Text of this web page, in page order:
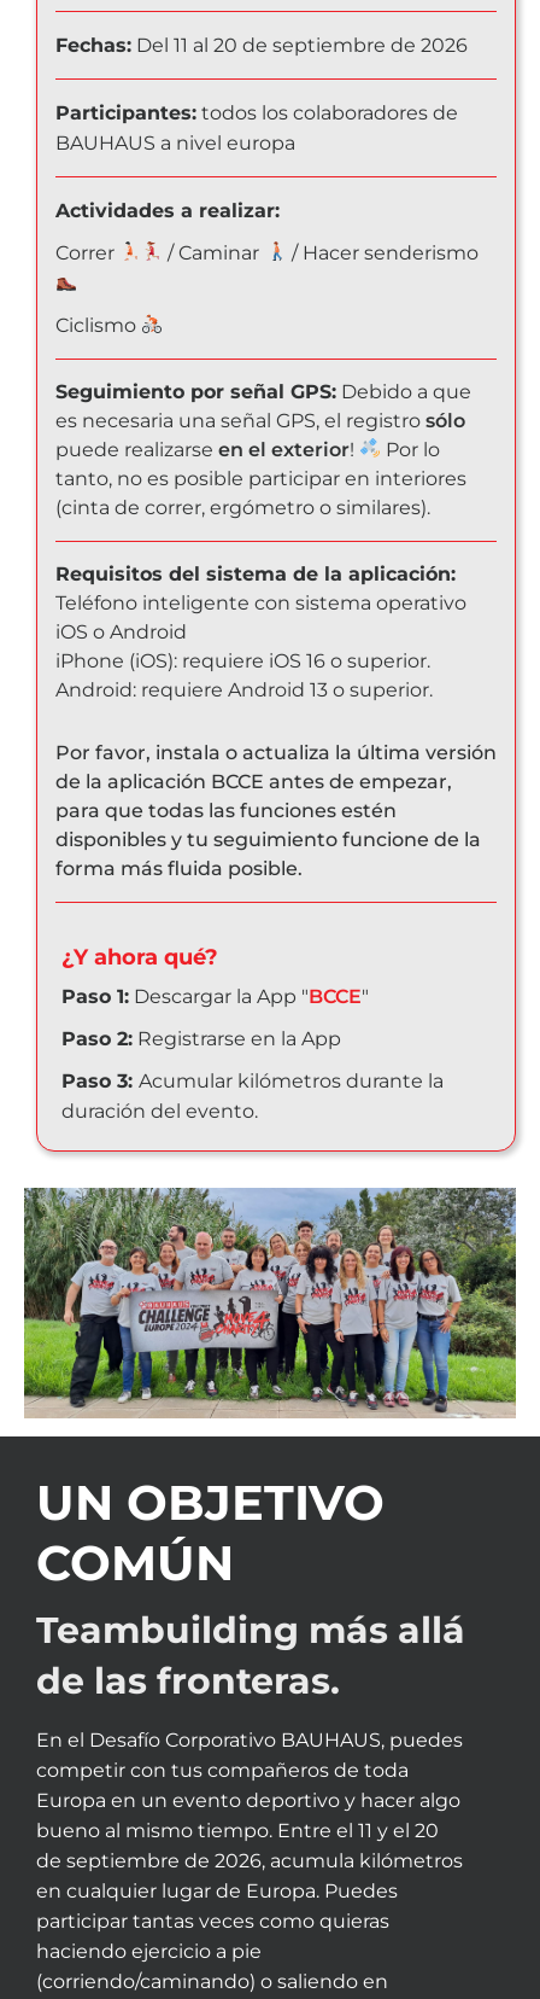
Fechas:Del 11 al 20 de septiembre de 2026
Participantes:todos los colaboradores de
BAUHAUS a nivel europa
Actividades a realizar:
Correr
/ Caminar / Hacer senderismo
Ciclismo
Seguimiento por señal GPS:Debido a que
es necesaria una señal GPS, el registro sólo
puede realizarse en el exterior!
Por lo
tanto, no es posible participar en interiores
(cinta de correr, ergómetro o similares).
Requisitos del sistema de la aplicación:
Teléfono inteligente con sistema operativo
iOS o Android
iPhone (iOS): requiere iOS 16 o superior.
Android: requiere Android 13 o superior.
Por favor, instala o actualiza la última versión
de la aplicación BCCE antes de empezar,
para que todas las funciones estén
disponibles y tu seguimiento funcione de la
forma más fluida posible.
¿Y ahora qué?
Paso 1:Descargar la App "BCCE"
Paso 2:Registrarse en la App
Paso 3: Acumular kilómetros durante la
duración del evento.
UN OBJETIVO
COMÚN
Teambuilding más allá
de las fronteras.
En el Desafío Corporativo BAUHAUS, puedes
competir con tus compañeros de toda
Europa en un evento deportivo y hacer algo
bueno al mismo tiempo. Entre el 11 y el 20
de septiembre de 2026, acumula kilómetros
en cualquier lugar de Europa. Puedes
participar tantas veces como quieras
haciendo ejercicio a pie
(corriendo/caminando) o saliendo en